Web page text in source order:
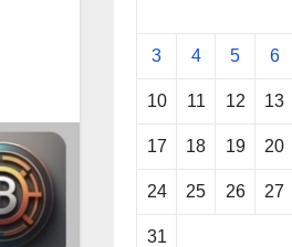
3 4 5 6
10 11 12 13
17 18 19 20
24 25 26 27
31